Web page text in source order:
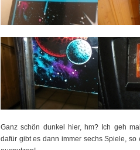
Ganz schön dunkel hier, hm? Ich geh
dafür gibt es dann immer sechs Spiele,